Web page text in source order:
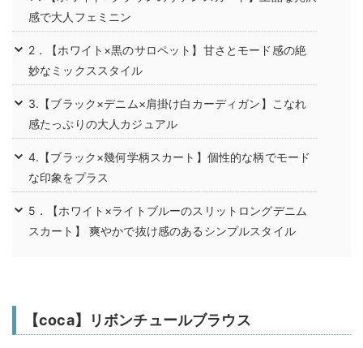
感で大人フェミニン
2．【ホワイト×黒のサロペット】甘さとモード感の絶
妙なミックススタイル
3.【ブラック×デニム×肩掛け白カーディガン】こなれ
感たっぷりの大人カジュアル
4.【ブラック×幾何学柄スカート】個性的な柄でモード
な印象をプラス
5．【ホワイト×ライトブルーのスリットロングデニム
スカート】 爽やかで抜け感のあるシンプルスタイル
【coca】リボンチュールブラウス